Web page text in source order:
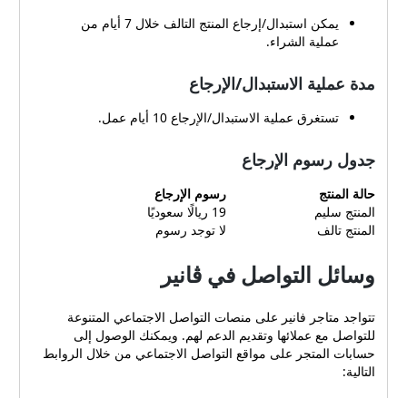
يمكن استبدال/إرجاع المنتج التالف خلال 7 أيام من
عملية الشراء.
مدة عملية الاستبدال/الإرجاع
تستغرق عملية الاستبدال/الإرجاع 10 أيام عمل.
جدول رسوم الإرجاع
حالة المنتج
رسوم الإرجاع
المنتج سليم
19 ريالًا سعوديًا
المنتج تالف
لا توجد رسوم
وسائل التواصل في ڤانير
تتواجد متاجر فانير على منصات التواصل الاجتماعي المتنوعة
للتواصل مع عملائها وتقديم الدعم لهم. ويمكنك الوصول إلى
حسابات المتجر على مواقع التواصل الاجتماعي من خلال الروابط
التالية: